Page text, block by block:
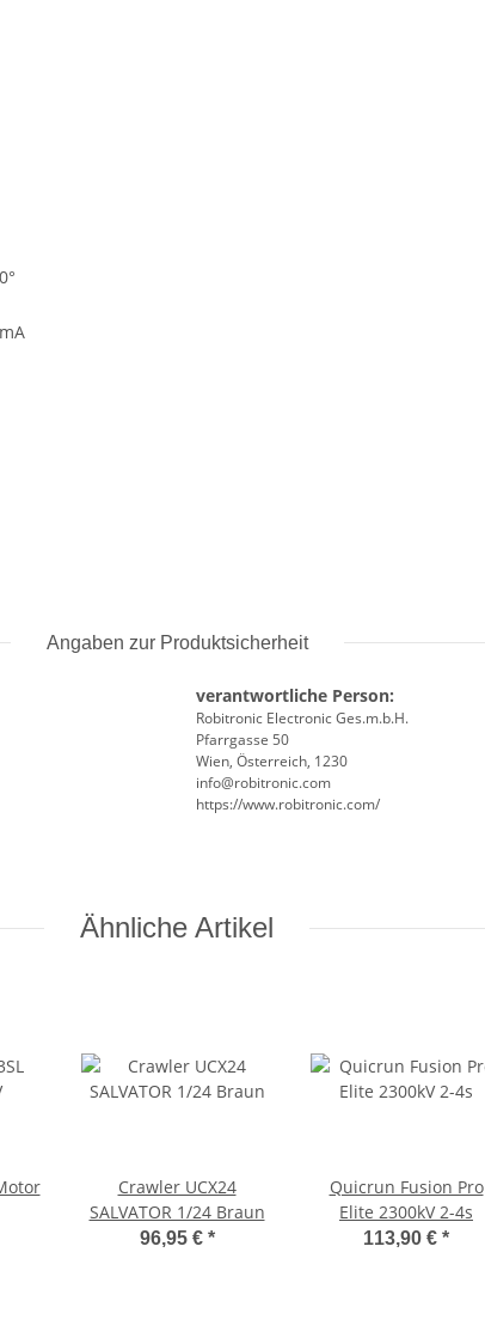
Angaben zur Produktsicherheit
verantwortliche Person:
Robitronic Electronic Ges.m.b.H.
Pfarrgasse 50
Wien, Österreich, 1230
info@robitronic.com
https://www.robitronic.com/
Ähnliche Artikel
Crawler UCX24
SALVATOR 1/24 Braun
96,95 € *
Quicrun Fusion Pro
Elite 2300kV 2-4s
113,90 € *